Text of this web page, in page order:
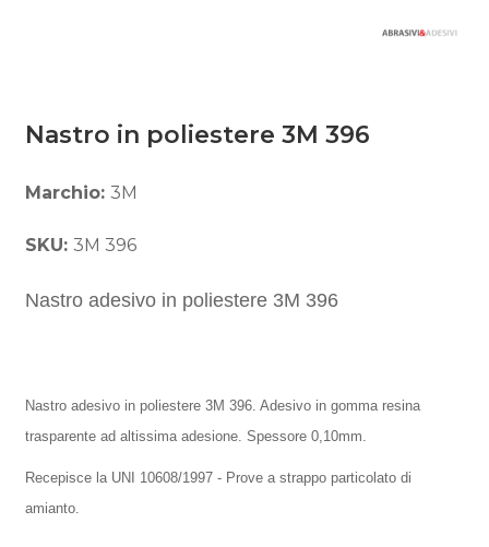
Nastro in poliestere 3M 396
Marchio: 3M
SKU: 3M 396
Nastro adesivo in poliestere 3M 396
Nastro adesivo in poliestere 3M 396. Adesivo in gomma resina
trasparente ad altissima adesione. Spessore 0,10mm.
Recepisce la UNI 10608/1997 - Prove a strappo particolato di
amianto.